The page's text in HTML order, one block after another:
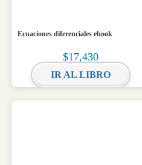
Ecuaciones diferenciales ebook
$17,430
IR AL LIBRO